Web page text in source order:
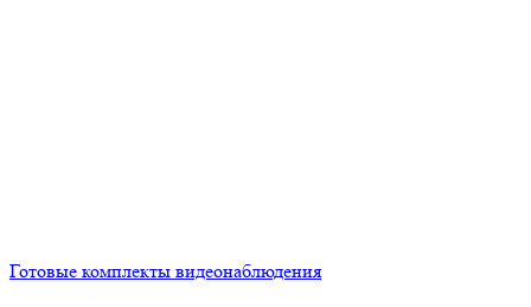
Готовые комплекты видеонаблюдения